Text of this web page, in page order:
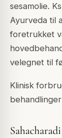
sesamolie.
Ayurveda til
foretrukket
velegnet til
Klinisk